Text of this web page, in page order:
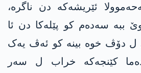
ئێریشەکە دن ناگرە،
ببە سەدەم کو پێلەکا دن ئا
ل دۆڤ خوە بینە کو ئەڤ یەک
کێنجەکە خراب ل سەر